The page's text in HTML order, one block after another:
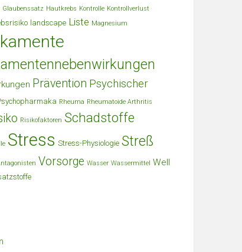
Glaubenssatz Hautkrebs Kontrolle Kontrollverlust
landscape Liste Magnesium
Prävention Psychischer
Rheuma Rheumatoide Arthritis
Risikofaktoren Schadstoffe
Stress Stress-Physiologie Streß
Vorsorge Wasser Wassermittel Well